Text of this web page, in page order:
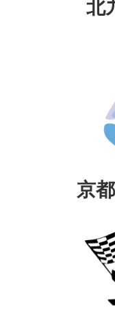
北
京